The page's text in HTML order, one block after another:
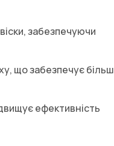
забезпечуючи
що забезпечує більш
ефективність